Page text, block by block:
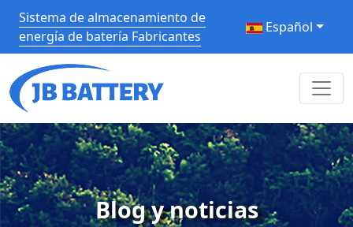
Sistema de almacenamiento de
energía de batería Fabricantes
Español
Blog y noticias